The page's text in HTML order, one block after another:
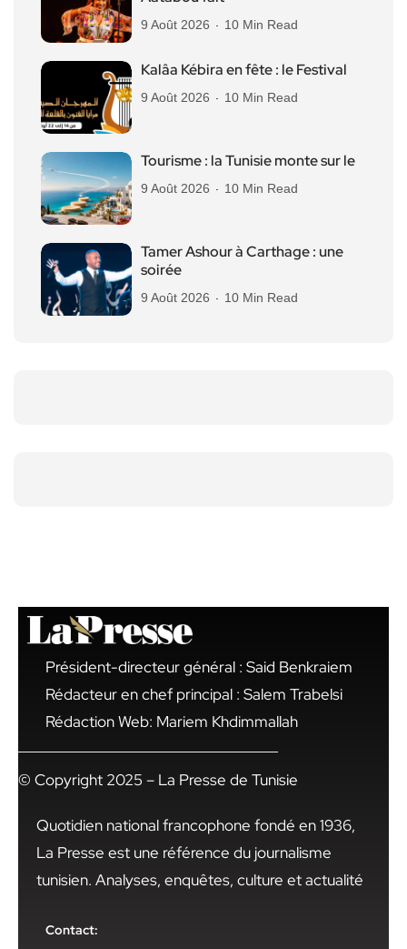
9 Août 2026 10 Min Read
Kalâa Kébira en fête : le Festival
9 Août 2026 10 Min Read
Tourisme : la Tunisie monte sur le
9 Août 2026 10 Min Read
Tamer Ashour à Carthage : une
soirée
9 Août 2026 10 Min Read
Président-directeur général : Said Benkraiem
Rédacteur en chef principal : Salem Trabelsi
Rédaction Web: Mariem Khdimmallah
© Copyright 2025 – La Presse de Tunisie
Quotidien national francophone fondé en 1936,
La Presse est une référence du journalisme
tunisien. Analyses, enquêtes, culture et actualité
Contact: